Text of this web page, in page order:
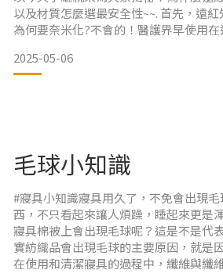
以及材質怎麼選最安全性~~. 首先，遠
為何要奈米化?不會的！醫護界早使用
生共振作用，讓身體循環好更有活力，
量細化後，更好發揮材質本身的特色。
2025-05-06
毛球小知識
#寢具小知識寢具用久了，不免會出現
西，不只看起來讓人煩躁，睡起來更是
寢具棉被上會出現毛球呢？這是不是代
實紡織品會出現毛球的主要原因，就是
在使用和清潔寢具的過程中，纖維與纖